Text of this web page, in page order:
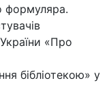
формуляра.
«Про
бібліотекою» у